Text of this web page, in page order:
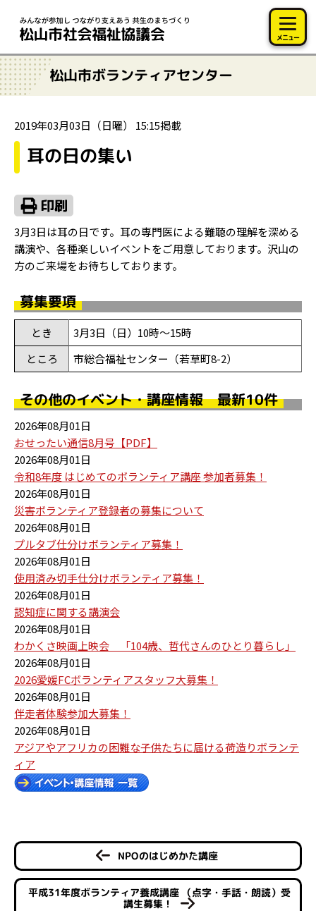
メニュー
松山市ボランティアセンター
2019年03月03日（日曜） 15:15掲載
耳の日の集い
3月3日は耳の日です。耳の専門医による難聴の理解を深める
講演や、各種楽しいイベントをご用意しております。沢山の
方のご来場をお待ちしております。
募集要項
とき
3月3日（日）10時～15時
ところ
市総合福祉センター（若草町8-2）
その他のイベント・講座情報 最新10件
2026年08月01日
おせったい通信8月号【PDF】
2026年08月01日
令和8年度 はじめてのボランティア講座 参加者募集！
2026年08月01日
災害ボランティア登録者の募集について
2026年08月01日
プルタブ仕分けボランティア募集！
2026年08月01日
使用済み切手仕分けボランティア募集！
2026年08月01日
認知症に関する講演会
2026年08月01日
わかくさ映画上映会 「104歳、哲代さんのひとり暮らし」
2026年08月01日
2026愛媛FCボランティアスタッフ大募集！
2026年08月01日
伴走者体験参加大募集！
2026年08月01日
アジアやアフリカの困難な子供たちに届ける荷造りボランテ
ィア
NPOのはじめかた講座
平成31年度ボランティア養成講座 （点字・手話・朗読）受
講生募集！